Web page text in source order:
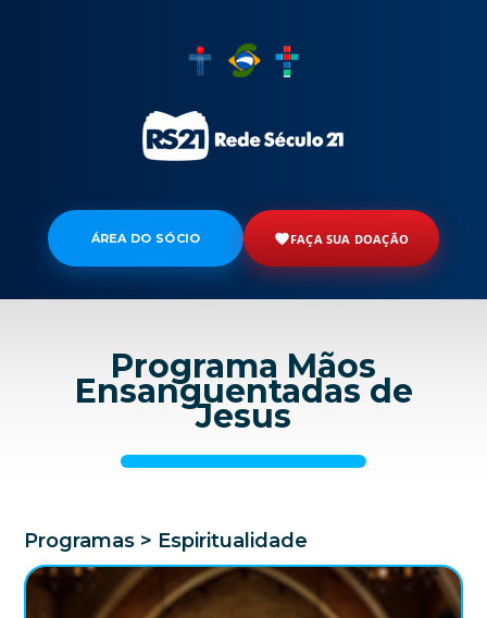
ÁREA DO SÓCIO FAÇA SUA DOAÇÃO
Programa Mãos
Ensanguentadas de
Jesus
Programas > Espiritualidade